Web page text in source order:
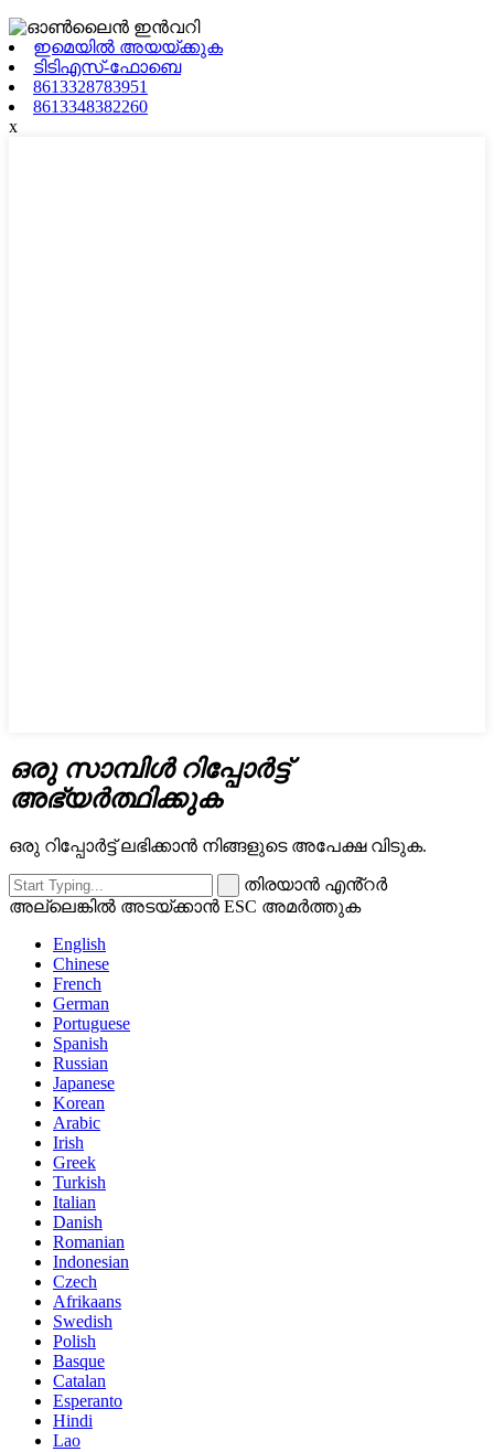
ഇമെയിൽ അയയ്ക്കുക
ടിടിഎസ്-ഫോബെ
8613328783951
8613348382260
x
ഒരു സാമ്പിൾ റിപ്പോർട്ട്
അഭ്യർത്ഥിക്കുക
ഒരു റിപ്പോർട്ട് ലഭിക്കാൻ നിങ്ങളുടെ അപേക്ഷ വിടുക.
തിരയാൻ എൻ്റർ
അല്ലെങ്കിൽ അടയ്ക്കാൻ ESC അമർത്തുക
English
Chinese
French
German
Portuguese
Spanish
Russian
Japanese
Korean
Arabic
Irish
Greek
Turkish
Italian
Danish
Romanian
Indonesian
Czech
Afrikaans
Swedish
Polish
Basque
Catalan
Esperanto
Hindi
Lao